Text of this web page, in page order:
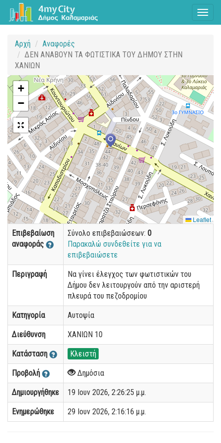
Αρχή
Αναφορές
ΔΕΝ ΑΝΑΒΟΥΝ ΤΑ ΦΩΤΙΣΤΙΚΑ ΤΟΥ ΔΗΜΟΥ ΣΤΗΝ
ΧΑΝΙΩΝ
+
−
Leaflet
Επιβεβαίωση
αναφοράς
Σύνολο επιβεβαιώσεων: 0
Παρακαλώ συνδεθείτε για να
επιβεβαιώσετε
Περιγραφή
Να γίνει έλεγχος των φωτιστικών του
Δήμου δεν λειτουργούν από την αριστερή
πλευρά του πεζοδρομίου
Κατηγορία Αυτοψία
Διεύθυνση ΧΑΝΙΩΝ 10
Κατάσταση Κλειστή
Προβολή Δημόσια
Δημιουργήθηκε 19 Ιουν 2026, 2:26:25 μ.μ.
Ενημερώθηκε 29 Ιουν 2026, 2:16:16 μ.μ.